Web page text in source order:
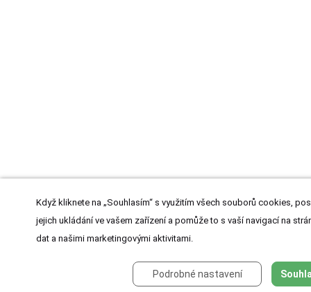
Když kliknete na „Souhlasím“ s využitím všech souborů cookies,
jejich ukládání ve vašem zařízení a pomůže to s vaší navigací na
dat a našimi marketingovými aktivitami.
Podrobné nastavení